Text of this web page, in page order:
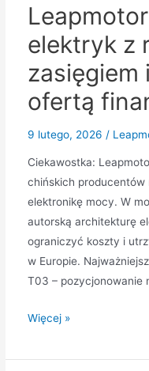
długie
elektryk z
zasięgiem
ofertą
9 lutego, 2026 /
Ciekawostka:
chińskich producentów
elektronikę mocy. W
autorską architekturę
ograniczyć koszty i
w Europie.
T03 – pozycjonowanie
Leapmotor
–
Więcej »